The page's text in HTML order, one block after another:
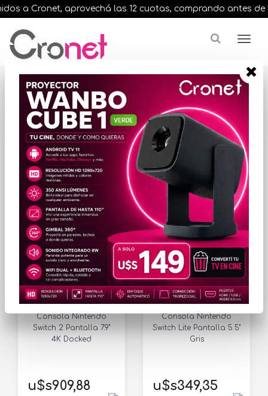
a Cronet, aprovechá las 12 cuotas, comprando antes de las
Resultados para "consolas playstation"
¿Buscas una marca en especial?
ORDENAR POR PRECIO
EN STOCK
Consola Nintendo
Switch 2 Pantalla 7.9"
4K Docked
u$s909,88
EN STOCK
Consola Nintendo
Switch Lite Pantalla 5.5"
Gris
u$s349,35